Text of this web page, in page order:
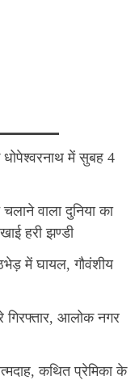
में सुबह 4
वाला दुनिया का
हरी झण्डी
में घायल, गौवंशीय
आलोक नगर
कथित प्रेमिका के